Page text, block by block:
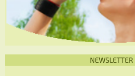
NEWSLETTER